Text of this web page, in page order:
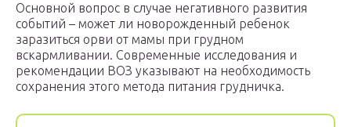
Основной вопрос в случае негативного развития
событий – может ли новорожденный ребенок
заразиться орви от мамы при грудном
вскармливании. Современные исследования и
рекомендации ВОЗ указывают на необходимость
сохранения этого метода питания грудничка.